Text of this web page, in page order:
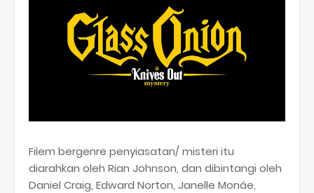
Filem bergenre penyiasatan/ misteri itu
diarahkan oleh Rian Johnson, dan dibintangi oleh
Daniel Craig, Edward Norton, Janelle Monáe,